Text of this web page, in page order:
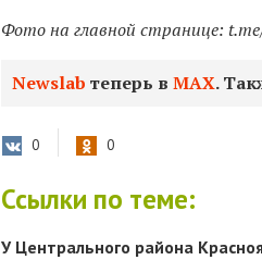
Фото на главной странице:
Newslab теперь вМАХ.
0 0
Ссылки по теме:
У Центрального района